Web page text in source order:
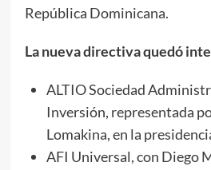
República Dominicana.
La nueva directiva quedó
ALTIO Sociedad
Inversión, representada
Lomakina, en la
AFI Universal, con Diego